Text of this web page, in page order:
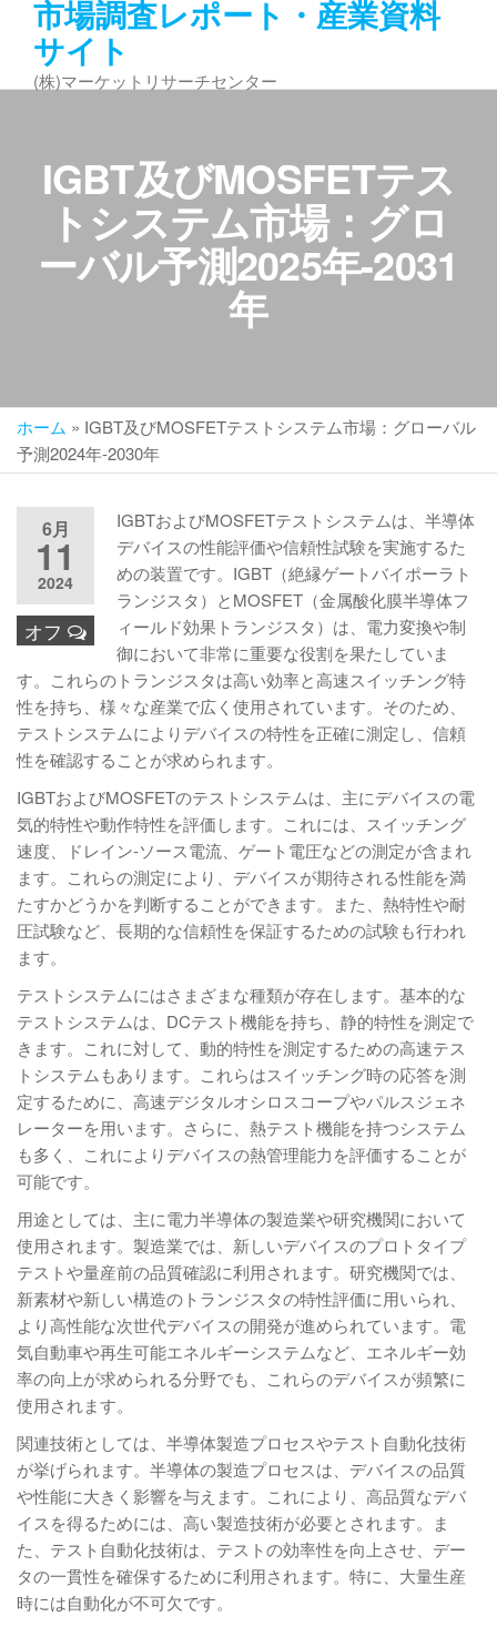
ン
市場調査レポート・産業資料
サイト
(株)マーケットリサーチセンター
IGBT及びMOSFETテス
トシステム市場：グロ
ーバル予測2025年-2031
年
ホーム » IGBT及びMOSFETテストシステム市場：グローバル
予測2024年-2030年
6月
11
2024
オフ
IGBTおよびMOSFETテストシステムは、半導体
デバイスの性能評価や信頼性試験を実施するた
めの装置です。IGBT（絶縁ゲートバイポーラト
ランジスタ）とMOSFET（金属酸化膜半導体フ
ィールド効果トランジスタ）は、電力変換や制
御において非常に重要な役割を果たしていま
す。これらのトランジスタは高い効率と高速スイッチング特
性を持ち、様々な産業で広く使用されています。そのため、
テストシステムによりデバイスの特性を正確に測定し、信頼
性を確認することが求められます。
IGBTおよびMOSFETのテストシステムは、主にデバイスの電
気的特性や動作特性を評価します。これには、スイッチング
速度、ドレイン-ソース電流、ゲート電圧などの測定が含まれ
ます。これらの測定により、デバイスが期待される性能を満
たすかどうかを判断することができます。また、熱特性や耐
圧試験など、長期的な信頼性を保証するための試験も行われ
ます。
テストシステムにはさまざまな種類が存在します。基本的な
テストシステムは、DCテスト機能を持ち、静的特性を測定で
きます。これに対して、動的特性を測定するための高速テス
トシステムもあります。これらはスイッチング時の応答を測
定するために、高速デジタルオシロスコープやパルスジェネ
レーターを用います。さらに、熱テスト機能を持つシステム
も多く、これによりデバイスの熱管理能力を評価することが
可能です。
用途としては、主に電力半導体の製造業や研究機関において
使用されます。製造業では、新しいデバイスのプロトタイプ
テストや量産前の品質確認に利用されます。研究機関では、
新素材や新しい構造のトランジスタの特性評価に用いられ、
より高性能な次世代デバイスの開発が進められています。電
気自動車や再生可能エネルギーシステムなど、エネルギー効
率の向上が求められる分野でも、これらのデバイスが頻繁に
使用されます。
関連技術としては、半導体製造プロセスやテスト自動化技術
が挙げられます。半導体の製造プロセスは、デバイスの品質
や性能に大きく影響を与えます。これにより、高品質なデバ
イスを得るためには、高い製造技術が必要とされます。ま
た、テスト自動化技術は、テストの効率性を向上させ、デー
タの一貫性を確保するために利用されます。特に、大量生産
時には自動化が不可欠です。